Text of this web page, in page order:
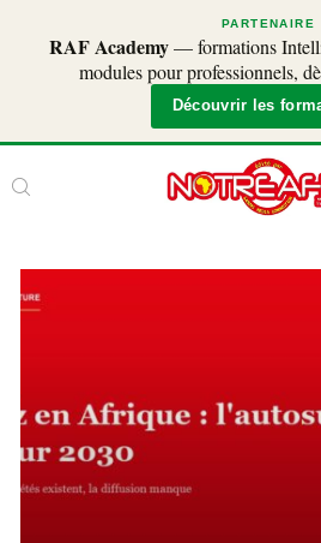
PARTENAIRE
RAF Academy— formations
modules pour professionnels,
Découvrir les